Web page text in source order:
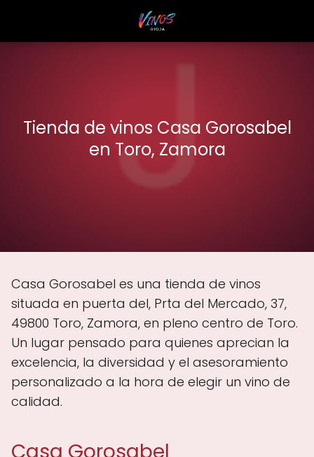
Tienda de vinos Casa Gorosabel
en Toro, Zamora
Casa Gorosabel es una tienda de vinos
situada en puerta del, Prta del Mercado, 37,
49800 Toro, Zamora, en pleno centro de Toro.
Un lugar pensado para quienes aprecian la
excelencia, la diversidad y el asesoramiento
personalizado a la hora de elegir un vino de
calidad.